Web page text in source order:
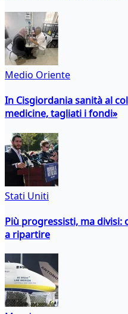
Medio Oriente
In Cisgiordania sanità al
medicine, tagliati i fondi»
Stati Uniti
Più progressisti, ma divisi:
a ripartire